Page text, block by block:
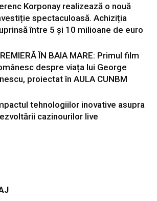
Korponay realizează o nouă
spectaculoasă. Achiziția
între 5 și 10 milioane de euro
ÎN BAIA MARE: Primul film
despre viața lui George
proiectat în AULA CUNBM
tehnologiilor inovative asupra
cazinourilor live